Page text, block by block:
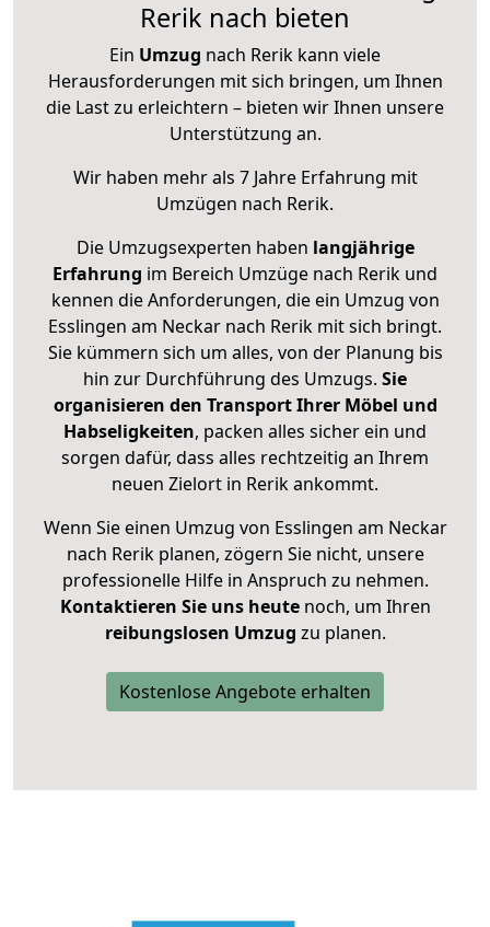
Rerik nach bieten
Ein Umzug nach Rerik kann viele
Herausforderungen mit sich bringen, um Ihnen
die Last zu erleichtern – bieten wir Ihnen unsere
Unterstützung an.
Wir haben mehr als 7 Jahre Erfahrung mit
Umzügen nach Rerik.
Die Umzugsexperten haben langjährige
Erfahrung im Bereich Umzüge nach Rerik und
kennen die Anforderungen, die ein Umzug von
Esslingen am Neckar nach Rerik mit sich bringt.
Sie kümmern sich um alles, von der Planung bis
hin zur Durchführung des Umzugs. Sie
organisieren den Transport Ihrer Möbel und
Habseligkeiten, packen alles sicher ein und
sorgen dafür, dass alles rechtzeitig an Ihrem
neuen Zielort in Rerik ankommt.
Wenn Sie einen Umzug von Esslingen am Neckar
nach Rerik planen, zögern Sie nicht, unsere
professionelle Hilfe in Anspruch zu nehmen.
Kontaktieren Sie uns heutenoch, um Ihren
reibungslosen Umzug zu planen.
Kostenlose Angebote erhalten